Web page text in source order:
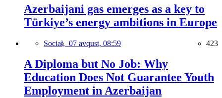
Azerbaijani gas emerges as a key to
Türkiye’s energy ambitions in Europe
Social, 07 avqust, 08:59 423
A Diploma but No Job: Why
Education Does Not Guarantee Youth
Employment in Azerbaijan